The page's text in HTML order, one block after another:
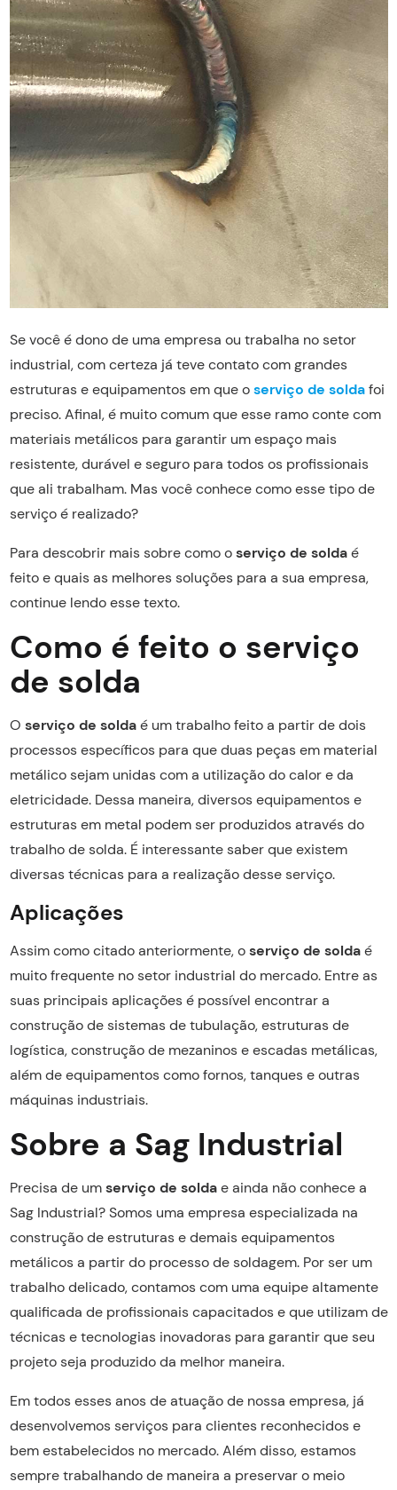
Se você é dono de uma empresa ou trabalha no setor
industrial, com certeza já teve contato com grandes
estruturas e equipamentos em que oserviço de soldafoi
preciso. Afinal, é muito comum que esse ramo conte com
materiais metálicos para garantir um espaço mais
resistente, durável e seguro para todos os profissionais
que ali trabalham. Mas você conhece como esse tipo de
serviço é realizado?
Para descobrir mais sobre como oserviço de soldaé
feito e quais as melhores soluções para a sua empresa,
continue lendo esse texto.
Como é feito o serviço
de solda
O serviço de soldaé um trabalho feito a partir de dois
processos específicos para que duas peças em material
metálico sejam unidas com a utilização do calor e da
eletricidade. Dessa maneira, diversos equipamentos e
estruturas em metal podem ser produzidos através do
trabalho de solda. É interessante saber que existem
diversas técnicas para a realização desse serviço.
Aplicações
Assim como citado anteriormente, oserviço de soldaé
muito frequente no setor industrial do mercado. Entre as
suas principais aplicações é possível encontrar a
construção de sistemas de tubulação, estruturas de
logística, construção de mezaninos e escadas metálicas,
além de equipamentos como fornos, tanques e outras
máquinas industriais.
Sobre a Sag Industrial
Precisa de umserviço de soldae ainda não conhece a
Sag Industrial? Somos uma empresa especializada na
construção de estruturas e demais equipamentos
metálicos a partir do processo de soldagem. Por ser um
trabalho delicado, contamos com uma equipe altamente
qualificada de profissionais capacitados e que utilizam de
técnicas e tecnologias inovadoras para garantir que seu
projeto seja produzido da melhor maneira.
Em todos esses anos de atuação de nossa empresa, já
desenvolvemos serviços para clientes reconhecidos e
bem estabelecidos no mercado. Além disso, estamos
sempre trabalhando de maneira a preservar o meio